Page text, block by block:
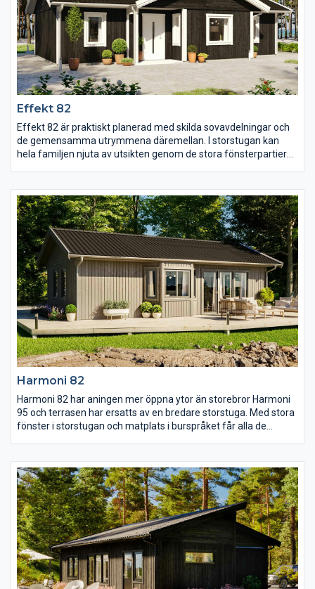
Effekt 82
Effekt 82 är praktiskt planerad med skilda sovavdelningar och
de gemensamma utrymmena däremellan. I storstugan kan
hela familjen njuta av utsikten genom de stora fönsterpartierna
rymliga och med goda förvaringsmöjligheter, det stora
sovrummet har dessutom egen utgång till trädgården.
Harmoni 82
Harmoni 82 har aningen mer öppna ytor än storebror Harmoni
95 och terrasen har ersatts av en bredare storstuga. Med stora
fönster i storstugan och matplats i burspråket får alla de
huset ligger det stora sovrummet med bra
förvaringsmöjligheter och utgång till egen uteplats.